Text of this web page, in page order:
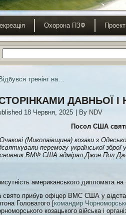
Охорона ПЗФ Проект
тренінг на…
ДАВНЬОЇ І
18 Червня, 2025 By NDV
Посол США
(Миколаївщина) козаки з
перемогу української
ВМФ США адмірал Джон Пол
американського дипломата
свято прибув офіцер ВМС США у
Головатого [командир
козацького війська і